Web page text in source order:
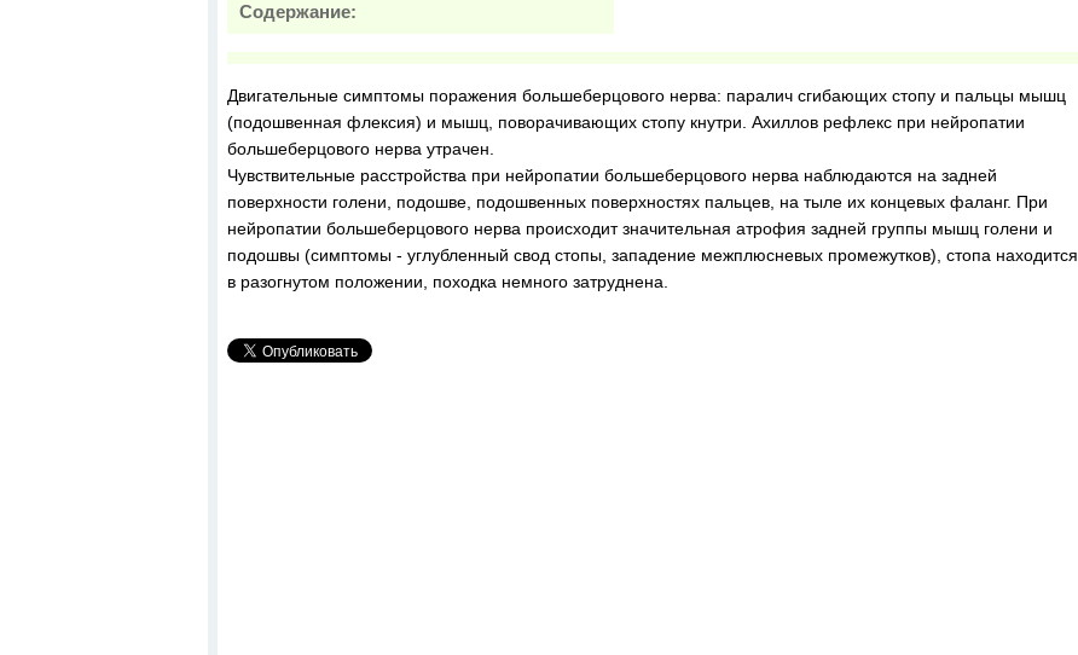
Содержание:
Двигательные симптомы поражения большеберцового нерва: паралич сгибающих стопу и пальцы мышц
(подошвенная флексия) и мышц, поворачивающих стопу кнутри. Ахиллов рефлекс при нейропатии
большеберцового нерва утрачен.
Чувствительные расстройства при нейропатии большеберцового нерва наблюдаются на задней
поверхности голени, подошве, подошвенных поверхностях пальцев, на тыле их концевых фаланг. При
нейропатии большеберцового нерва происходит значительная атрофия задней группы мышц голени и
подошвы (симптомы - углубленный свод стопы, западение межплюсневых промежутков), стопа находится
в разогнутом положении, походка немного затруднена.